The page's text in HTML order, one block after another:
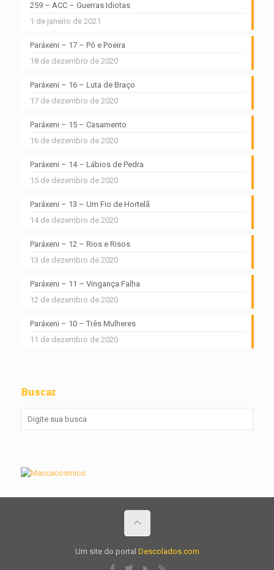
259 – ACC – Guerras Idiotas
1 de janeiro de 2021
Paráxeni – 17 – Pó e Poeira
18 de dezembro de 2020
Paráxeni – 16 – Luta de Braço
17 de dezembro de 2020
Paráxeni – 15 – Casamento
16 de dezembro de 2020
Paráxeni – 14 – Lábios de Pedra
15 de dezembro de 2020
Paráxeni – 13 – Um Fio de Hortelã
14 de dezembro de 2020
Paráxeni – 12 – Rios e Risos
13 de dezembro de 2020
Paráxeni – 11 – Vingança Falha
12 de dezembro de 2020
Paráxeni – 10 – Três Mulheres
11 de dezembro de 2020
Buscar
Um site do portal Descolados.com